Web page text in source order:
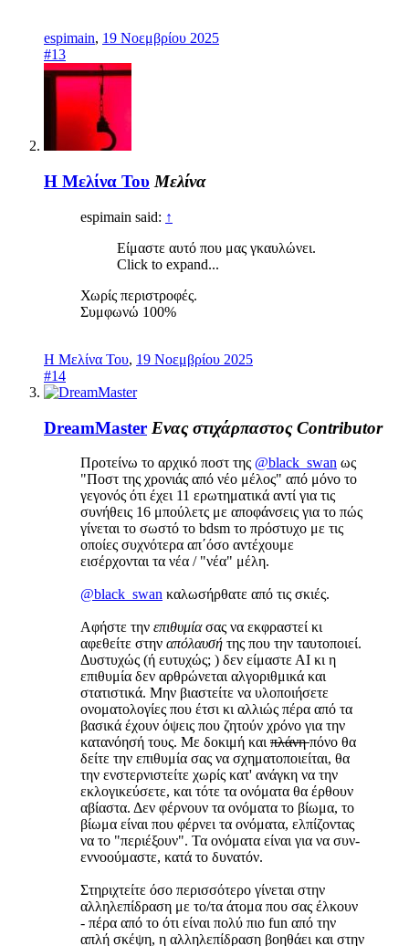
espimain, 19 Νοεμβρίου 2025
#13
Η Μελίνα Του Μελίνα
espimain said: ↑
Είμαστε αυτό που μας γκαυλώνει.
Click to expand...
Χωρίς περιστροφές.
Συμφωνώ 100%
Η Μελίνα Του, 19 Νοεμβρίου 2025
#14
DreamMaster Ενας στιχάρπαστος Contributor
Προτείνω το αρχικό ποστ της @black_swan ως
"Ποστ της χρονιάς από νέο μέλος" από μόνο το
γεγονός ότι έχει 11 ερωτηματικά αντί για τις
συνήθεις 16 μπούλετς με αποφάνσεις για το πώς
γίνεται το σωστό το bdsm το πρόστυχο με τις
οποίες συχνότερα απ΄όσο αντέχουμε
εισέρχονται τα νέα / "νέα" μέλη.
@black_swan καλωσήρθατε από τις σκιές.
Αφήστε την επιθυμίασας να εκφραστεί κι
αφεθείτε στην απόλαυσή της που την ταυτοποιεί.
Δυστυχώς (ή ευτυχώς; ) δεν είμαστε ΑΙ κι η
επιθυμία δεν αρθρώνεται αλγοριθμικά και
στατιστικά. Μην βιαστείτε να υλοποιήσετε
ονοματολογίες που έτσι κι αλλιώς πέρα από τα
βασικά έχουν όψεις που ζητούν χρόνο για την
κατανόησή τους. Με δοκιμή και πλάνηπόνο θα
δείτε την επιθυμία σας να σχηματοποιείται, θα
την ενστερνιστείτε χωρίς κατ' ανάγκη να την
εκλογικεύσετε, και τότε τα ονόματα θα έρθουν
αβίαστα. Δεν φέρνουν τα ονόματα το βίωμα, το
βίωμα είναι που φέρνει τα ονόματα, ελπίζοντας
να το "περιέξουν". Τα ονόματα είναι για να συν-
εννοούμαστε, κατά το δυνατόν.
Στηριχτείτε όσο περισσότερο γίνεται στην
αλληλεπίδραση με το/τα άτομα που σας έλκουν
- πέρα από το ότι είναι πολύ πιο fun από την
απλή σκέψη, η αλληλεπίδραση βοηθάει και στην